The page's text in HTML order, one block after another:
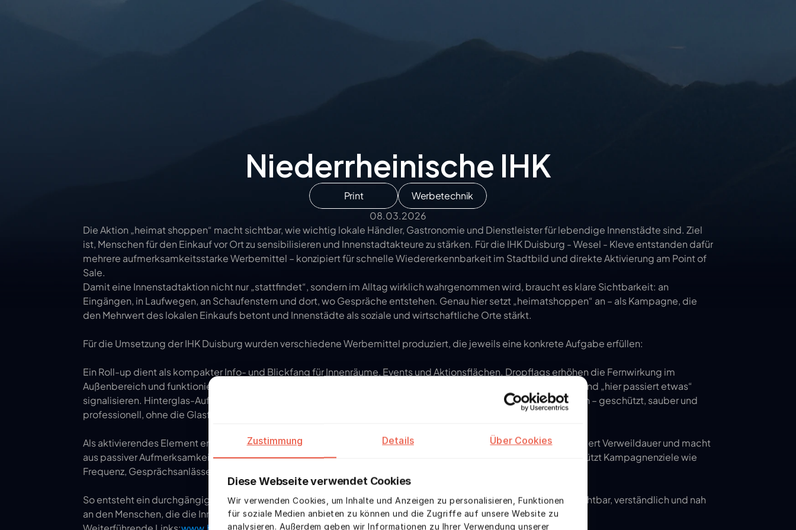
Zustimmung Details Über Cookies
Diese Webseite verwendet Cookies
Wir verwenden Cookies, um Inhalte und Anzeigen zu personalisieren, Funktionen
für soziale Medien anbieten zu können und die Zugriffe auf unsere Website zu
analysieren. Außerdem geben wir Informationen zu Ihrer Verwendung unserer
Niederrheinische IHK
Print
Werbetechnik
08.03.2026
Die Aktion „heimat shoppen“ macht sichtbar, wie wichtig lokale Händler, Gastronomie und Dienstleister für lebendige Innenstädte sind. Ziel
ist, Menschen für den Einkauf vor Ort zu sensibilisieren und Innenstadtakteure zu stärken. Für die IHK Duisburg - Wesel - Kleve entstanden dafür
mehrere aufmerksamkeitsstarke Werbemittel – konzipiert für schnelle Wiedererkennbarkeit im Stadtbild und direkte Aktivierung am Point of
Sale.
Damit eine Innenstadtaktion nicht nur „stattfindet“, sondern im Alltag wirklich wahrgenommen wird, braucht es klare Sichtbarkeit: an
Eingängen, in Laufwegen, an Schaufenstern und dort, wo Gespräche entstehen. Genau hier setzt „heimatshoppen“ an – als Kampagne, die
den Mehrwert des lokalen Einkaufs betont und Innenstädte als soziale und wirtschaftliche Orte stärkt.
Für die Umsetzung der IHK Duisburg wurden verschiedene Werbemittel produziert, die jeweils eine konkrete Aufgabe erfüllen:
Ein Roll-up dient als kompakter Info- und Blickfang für Innenräume, Events und Aktionsflächen. Dropflags erhöhen die Fernwirkung im
Außenbereich und funktionieren besonders gut an frequentierten Zugängen, da sie Bewegung ins Motiv bringen und „hier passiert etwas“
signalisieren. Hinterglas-Aufkleber schaffen eine hochwertige, dauerhafte Markierung an Türen und Schaufenstern – geschützt, sauber und
professionell, ohne die Glasflächen optisch zu überladen.
Als aktivierendes Element ergänzt ein Glücksrad die klassischen Print-Touchpoints: Es erzeugt Interaktion, verlängert Verweildauer und macht
aus passiver Aufmerksamkeit ein kleines Erlebnis. Genau diese Mischung aus Sichtbarkeit und Aktivierung unterstützt Kampagnenziele wie
Frequenz, Gesprächsanlässe und die positive Wahrnehmung lokaler Innenstadtangebote.
So entsteht ein durchgängiges Set an Werbemitteln, das die Aktion „heimatshoppen“ im Stadtbild verankert – sichtbar, verständlich und nah
an den Menschen, die die Innenstadt nutzen und gestalten.